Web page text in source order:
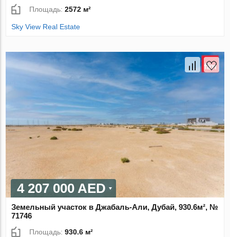
Площадь:2572 м²
Sky View Real Estate
4 207 000 AED
Земельный участок в Джабаль-Али, Дубай, 930.6м², №
71746
Площадь:930.6 м²